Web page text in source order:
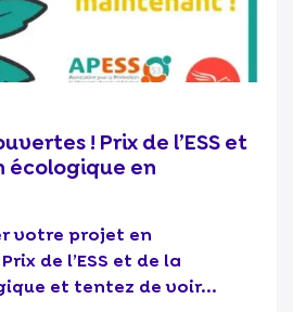
! Prix de l’ESS et
écologique en
votre projet en
de l’ESS et de la
et tentez de voir...